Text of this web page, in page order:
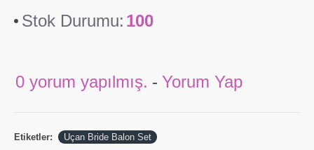
Hi-Float jel
ile 2–3 gün daha uzun ömür (ek ücretlidir)
Stok Durumu: 100
0 yorum yapılmış. - Yorum Yap
Etiketler: Uçan Bride Balon Set